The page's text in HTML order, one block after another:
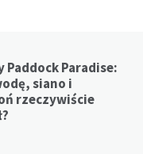
Paddock Paradise:
siano i
rzeczywiście